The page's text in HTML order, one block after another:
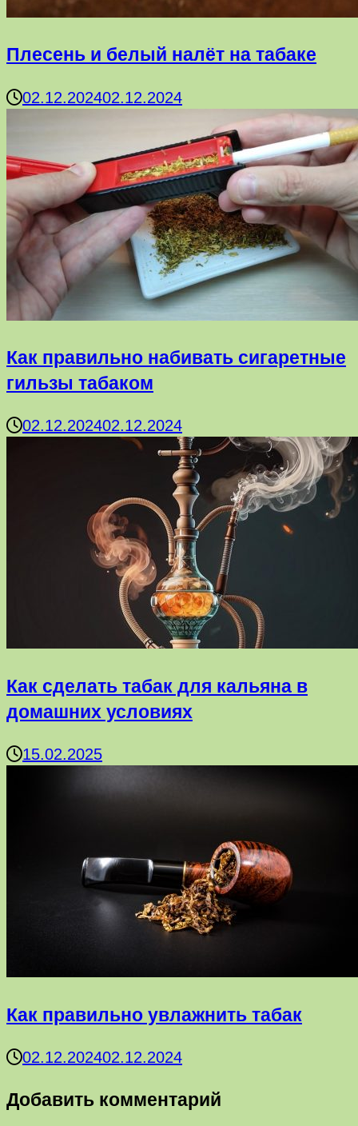
Плесень и белый налёт на табаке
02.12.202402.12.2024
Как правильно набивать сигаретные
гильзы табаком
02.12.202402.12.2024
Как сделать табак для кальяна в
домашних условиях
15.02.2025
Как правильно увлажнить табак
02.12.202402.12.2024
Добавить комментарий